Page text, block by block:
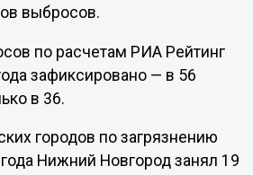
выбросов.
по расчетам РИА Рейтинг
зафиксировано — в 56
в 36.
городов по загрязнению
Нижний Новгород занял 19